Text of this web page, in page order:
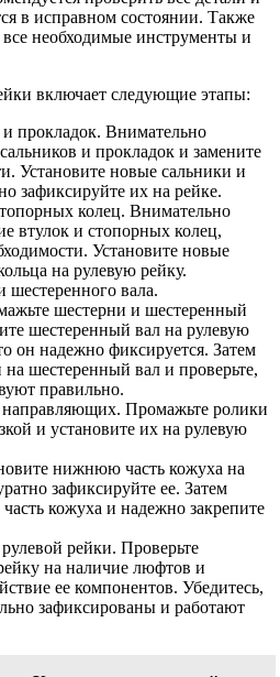
в исправном состоянии. Также
все необходимые инструменты и
включает следующие этапы:
и прокладок. Внимательно
и прокладок и замените
Установите новые сальники и
зафиксируйте их на рейке.
колец. Внимательно
втулок и стопорных колец,
Установите новые
на рулевую рейку.
шестеренного вала.
шестерни и шестеренный
шестеренный вал на рулевую
он надежно фиксируется. Затем
на шестеренный вал и проверьте,
правильно.
направляющих. Промажьте ролики
и установите их на рулевую
нижнюю часть кожуха на
зафиксируйте ее. Затем
кожуха и надежно закрепите
рейки. Проверьте
на наличие люфтов и
ее компонентов. Убедитесь,
зафиксированы и работают